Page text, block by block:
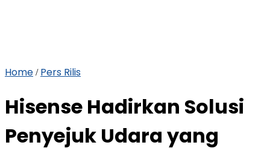
Home / Pers Rilis
Hisense Hadirkan Solusi
Penyejuk Udara yang